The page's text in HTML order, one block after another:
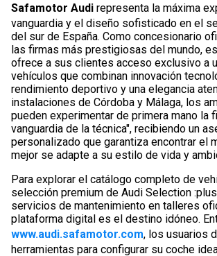
Safamotor Audi representa la máxima
vanguardia y el diseño sofisticado en el
del sur de España. Como concesionario
las firmas más prestigiosas del mundo,
ofrece a sus clientes acceso exclusivo a
vehículos que combinan innovación
rendimiento deportivo y una elegancia
instalaciones de Córdoba y Málaga, los
pueden experimentar de primera mano la
vanguardia de la técnica", recibiendo un
personalizado que garantiza encontrar el
mejor se adapte a su estilo de vida y
Para explorar el catálogo completo de
selección premium de Audi Selection
servicios de mantenimiento en talleres
plataforma digital es el destino idóneo.
www.audi.safamotor.com, los usuarios
herramientas para configurar su coche